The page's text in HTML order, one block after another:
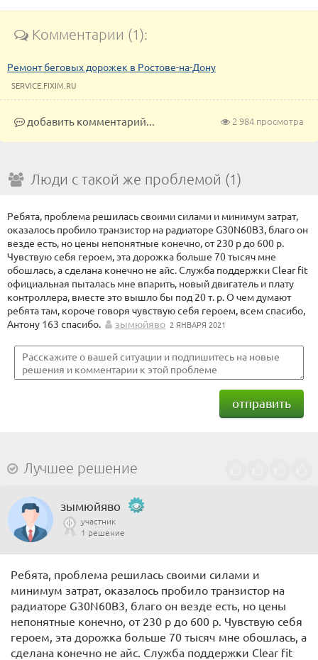
Комментарии (1):
Ремонт беговых дорожек в Ростове-на-Дону
SERVICE.FIXIM.RU
2 984 просмотра
добавить комментарий...
Люди с такой же проблемой (1)
Ребята, проблема решилась своими силами и минимум затрат,
оказалось пробило транзистор на радиаторе G30N60B3, благо он
везде есть, но цены непонятные конечно, от 230 р до 600 р.
Чувствую себя героем, эта дорожка больше 70 тысяч мне
обошлась, а сделана конечно не айс. Служба поддержки Clear fit
официальная пыталась мне впарить, новый двигатель и плату
контроллера, вместе это вышло бы под 20 т. р. О чем думают
ребята там, короче говоря чувствую себя героем, всем спасибо,
Антону 163 спасибо.
зымюйяво 2 ЯНВАРЯ 2021
отправить
Лучшее решение
зымюйяво
участник
1 решение
Ребята, проблема решилась своими силами и
минимум затрат, оказалось пробило транзистор на
радиаторе G30N60B3, благо он везде есть, но цены
непонятные конечно, от 230 р до 600 р. Чувствую себя
героем, эта дорожка больше 70 тысяч мне обошлась, а
сделана конечно не айс. Служба поддержки Clear fit